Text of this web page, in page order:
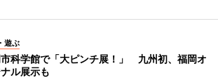
遊ぶ
科学館で「大ピンチ展！」 九州初、福岡オ
ル展示も